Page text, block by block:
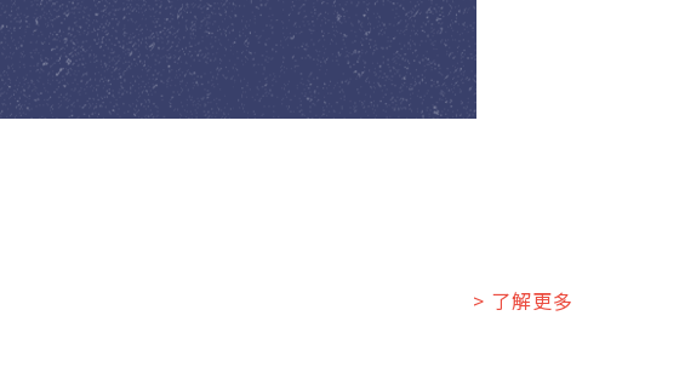
> 了解更多